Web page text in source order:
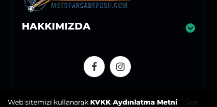
HAKKIMIZDA
Ortaklık Programı Hediye Çeki Markalar Site
Web sitemizi kullanarak KVKK Aydınlatma Metni